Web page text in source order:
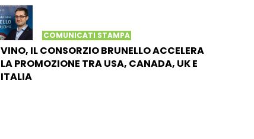
COMUNICATI STAMPA
VINO, IL CONSORZIO BRUNELLO ACCELERA
LA PROMOZIONE TRA USA, CANADA, UK E
ITALIA